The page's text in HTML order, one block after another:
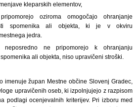
kleparskih elementov,
oziroma omogočajo ohranjanje
spomenika ali objekta, ki je v okviru
jedra.
ne pripomorejo k ohranjanju
ali objekta, niso upravičeni stroški.
imenuje župan Mestne občine Slovenj Gradec,
upravičenih oseb, ki izpolnjujejo z razpisom
podlagi ocenjevalnih kriterijev. Pri izboru med